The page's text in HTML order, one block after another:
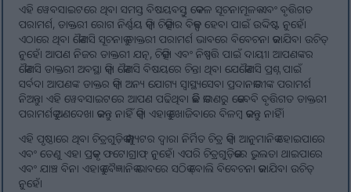
ଏହି ୱେବସାଇଟରେ ଥିବା ସମସ୍ତ ବିଷୟବସ୍ତୁ କେବଳ ସୂଚନାମୂଳକ ଏବଂ ବୃତ୍ତିଗତ
ପରାମର୍ଶ, ଡାକ୍ତରୀ ରୋଗ ନିର୍ଣ୍ଣୟ କିମ୍ବା ଚିକିତ୍ସାର ବିକଳ୍ପ ହେବା ପାଇଁ ଉଦ୍ଦିଷ୍ଟ ନୁହେଁ।
ଏଠାରେ ଥିବା କୌଣସି ସୂଚନାକୁ ଡାକ୍ତରୀ ପରାମର୍ଶ ଭାବରେ ବିବେଚନା କରାଯିବା ଉଚିତ୍
ନୁହେଁ। ଆପଣ ନିଜର ଡାକ୍ତରୀ ଯତ୍ନ, ଚିକିତ୍ସା ଏବଂ ନିଷ୍ପତ୍ତି ପାଇଁ ଦାୟୀ। ଆପଣଙ୍କର
କୌଣସି ଡାକ୍ତରୀ ଅବସ୍ଥା କିମ୍ବା କୌଣସି ବିଷୟରେ ଚିନ୍ତା ଥିବା ଯେକୌଣସି ପ୍ରଶ୍ନ ପାଇଁ
ସର୍ବଦା ଆପଣଙ୍କ ଡାକ୍ତର କିମ୍ବା ଅନ୍ୟ ଯୋଗ୍ୟ ସ୍ୱାସ୍ଥ୍ୟସେବା ପ୍ରଦାନକାରୀଙ୍କ ପରାମର୍ଶ
ନିଅନ୍ତୁ। ଏହି ୱେବସାଇଟରେ ଆପଣ ପଢିଥିବା କିଛି କାରଣରୁ କେବେବି ବୃତ୍ତିଗତ ଡାକ୍ତରୀ
ପରାମର୍ଶକୁ ଅଣଦେଖା କରନ୍ତୁ ନାହିଁ କିମ୍ବା ଏହାକୁ ଖୋଜିବାରେ ବିଳମ୍ବ କରନ୍ତୁ ନାହିଁ।
ଏହି ପୃଷ୍ଠାରେ ଥିବା ଚିତ୍ରଗୁଡ଼ିକ କମ୍ପ୍ୟୁଟର ଦ୍ୱାରା ନିର୍ମିତ ଚିତ୍ର କିମ୍ବା ଆନୁମାନିକ ହୋଇପାରେ
ଏବଂ ତେଣୁ ଏହା ପ୍ରକୃତ ଫଟୋଗ୍ରାଫ୍ ନୁହେଁ। ଏପରି ଚିତ୍ରଗୁଡ଼ିକରେ ଭୁଲତା ଥାଇପାରେ
ଏବଂ ଯାଞ୍ଚ ବିନା ଏହାକୁ ବୈଜ୍ଞାନିକ ଭାବରେ ସଠିକ୍ ବୋଲି ବିବେଚନା କରାଯିବା ଉଚିତ୍
ନୁହେଁ।